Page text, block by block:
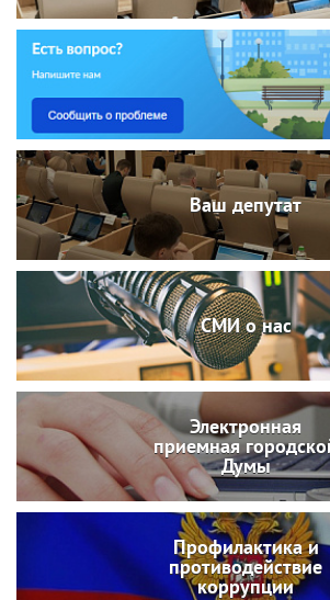
Ваш депутат
СМИ о нас
Электронная
приемная
Думы
Профилактика и
противодействие
коррупции